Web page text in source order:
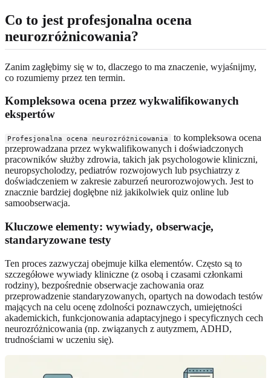
Co to jest profesjonalna ocena
neurozróżnicowania?
Zanim zagłębimy się w to, dlaczego to ma znaczenie, wyjaśnijmy,
co rozumiemy przez ten termin.
Kompleksowa ocena przez wykwalifikowanych
ekspertów
Profesjonalna ocena neurozróżnicowania
to kompleksowa ocena
przeprowadzana przez wykwalifikowanych i doświadczonych
pracowników służby zdrowia, takich jak psychologowie kliniczni,
neuropsycholodzy, pediatrów rozwojowych lub psychiatrzy z
doświadczeniem w zakresie zaburzeń neurorozwojowych. Jest to
znacznie bardziej dogłębne niż jakikolwiek quiz online lub
samoobserwacja.
Kluczowe elementy: wywiady, obserwacje,
standaryzowane testy
Ten proces zazwyczaj obejmuje kilka elementów. Często są to
szczegółowe wywiady kliniczne (z osobą i czasami członkami
rodziny), bezpośrednie obserwacje zachowania oraz
przeprowadzenie standaryzowanych, opartych na dowodach testów
mających na celu ocenę zdolności poznawczych, umiejętności
akademickich, funkcjonowania adaptacyjnego i specyficznych cech
neurozróżnicowania (np. związanych z autyzmem, ADHD,
trudnościami w uczeniu się).